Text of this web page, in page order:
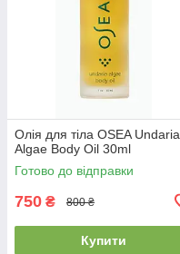
Олія для тіла OSEA Undaria
Algae Body Oil 30ml
Готово до відправки
750 ₴ 800 ₴
Купити